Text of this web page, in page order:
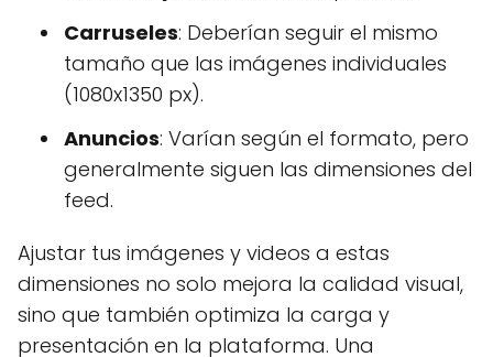
Carruseles: Deberían seguir el mismo
tamaño que las imágenes individuales
(1080x1350 px).
Anuncios: Varían según el formato, pero
generalmente siguen las dimensiones del
feed.
Ajustar tus imágenes y videos a estas
dimensiones no solo mejora la calidad visual,
sino que también optimiza la carga y
presentación en la plataforma. Una